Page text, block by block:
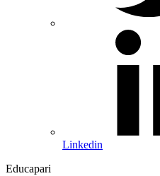
Linkedin
Educapari